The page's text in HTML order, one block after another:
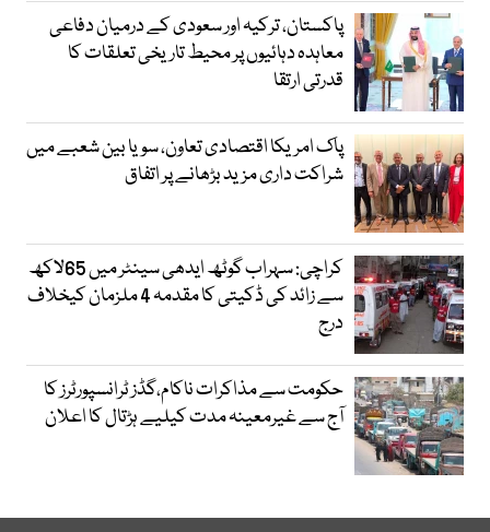
پاکستان، ترکیہ اور سعودی کے درمیان دفاعی
معاہدہ دہائیوں پر محیط تاریخی تعلقات کا
قدرتی ارتقا
پاک امریکا اقتصادی تعاون، سویا بین شعبے میں
شراکت داری مزید بڑھانے پر اتفاق
کراچی: سہراب گوٹھ ایدھی سینٹر میں 65لاکھ
سے زائد کی ڈکیتی کا مقدمہ 4 ملزمان کیخلاف
درج
حکومت سے مذاکرات ناکام،گڈز ٹرانسپورٹرز کا
آج سے غیرمعینہ مدت کیلیے ہڑتال کا اعلان